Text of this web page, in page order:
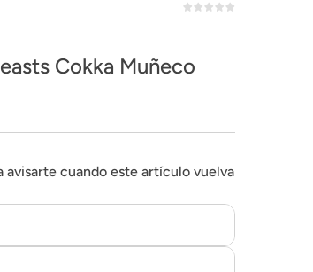
Cokka Muñeco
avisarte cuando este artículo vuelva